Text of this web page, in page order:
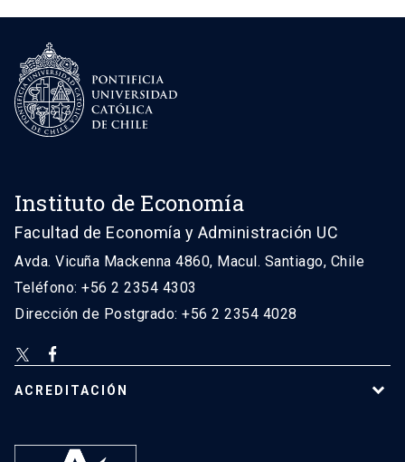
Instituto de Economía
Facultad de Economía y Administración UC
Avda. Vicuña Mackenna 4860, Macul. Santiago, Chile
Teléfono: +56 2 2354 4303
Dirección de Postgrado: +56 2 2354 4028
ACREDITACIÓN